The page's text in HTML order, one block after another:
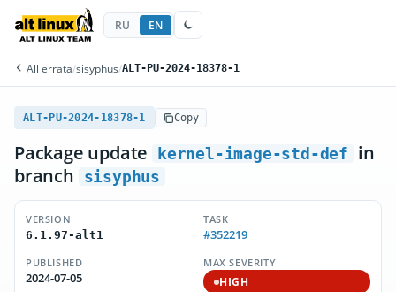
RU EN
All errata/sisyphus/ALT-PU-2024-18378-1
ALT-PU-2024-18378-1 Copy
Package update kernel-image-std-def
in
branch
sisyphus
VERSION
6.1.97-alt1
TASK
#352219
PUBLISHED
2024-07-05
MAX SEVERITY
HIGH